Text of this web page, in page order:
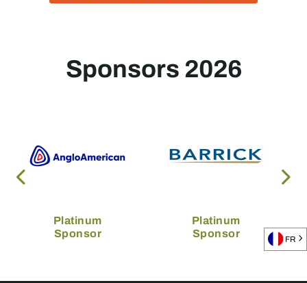
Sponsors 2026
Platinum
Sponsor
Platinum
Sponsor FR